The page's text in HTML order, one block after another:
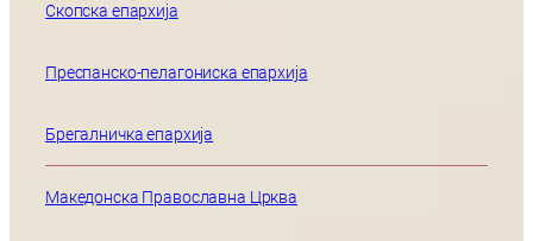
Скопска епархија
Преспанско-пелагониска епархија
Брегалничка епархија
Македонска Православна Црква